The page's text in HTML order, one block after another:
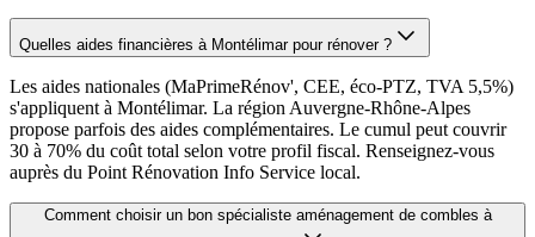
Quelles aides financières à Montélimar pour rénover ?
Les aides nationales (MaPrimeRénov', CEE, éco-PTZ, TVA 5,5%)
s'appliquent à Montélimar. La région Auvergne-Rhône-Alpes
propose parfois des aides complémentaires. Le cumul peut couvrir
30 à 70% du coût total selon votre profil fiscal. Renseignez-vous
auprès du Point Rénovation Info Service local.
Comment choisir un bon spécialiste aménagement de combles à